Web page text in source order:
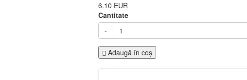
6.10 EUR
Cantitate
-
Adaugă în coş